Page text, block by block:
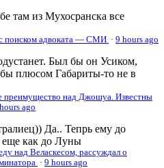
там из Мухосранска все
поиском адвоката — СМИ · 9 hours ago
Был бы он Усиком,
плюсом Габариты-то не в
преимущество над Джошуа. Известны
ago
Да.. Тепрь ему до
еще как до Луны
над Веласкесом, рассуждал о
· 9 hours ago